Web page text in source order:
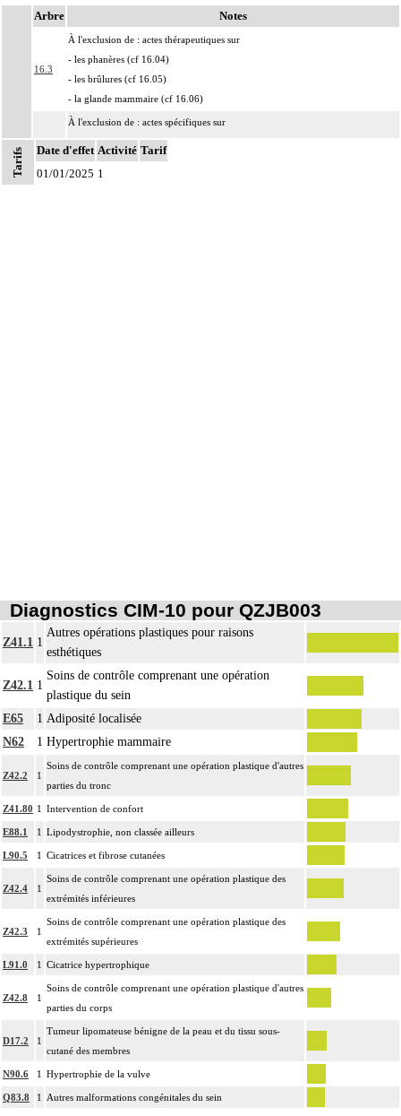
Notes
Arbre Notes
16.3
À l'exclusion de : actes thérapeutiques sur
- les phanères (cf 16.04)
- les brûlures (cf 16.05)
- la glande mammaire (cf 16.06)
16
À l'exclusion de : actes spécifiques sur
- la paupière et le sourcil (cf chapitre 02)
- l'auricule (cf chapitre 03)
- le nez (cf chapitre 06)
Tarifs Date d'effet Activité Tarif
01/01/2025 1
Diagnostics CIM-10 pour QZJB003
Z41.1 1
Autres opérations plastiques pour raisons
esthétiques
Z42.1 1
Soins de contrôle comprenant une opération
plastique du sein
E65
1 Adiposité localisée
N62
1 Hypertrophie mammaire
Z42.2 1
Soins de contrôle comprenant une opération plastique d'autres
parties du tronc
Z41.80 1 Intervention de confort
E88.1 1 Lipodystrophie, non classée ailleurs
L90.5 1 Cicatrices et fibrose cutanées
Z42.4 1
Soins de contrôle comprenant une opération plastique des
extrémités inférieures
Z42.3 1
Soins de contrôle comprenant une opération plastique des
extrémités supérieures
L91.0 1 Cicatrice hypertrophique
Z42.8 1
Soins de contrôle comprenant une opération plastique d'autres
parties du corps
D17.2 1
Tumeur lipomateuse bénigne de la peau et du tissu sous-
cutané des membres
N90.6 1 Hypertrophie de la vulve
Q83.8 1 Autres malformations congénitales du sein